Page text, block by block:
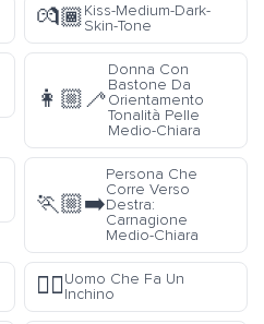
💏🏾Kiss-Medium-Dark-
Skin-Tone
👩🏼‍🦯
Donna Con
Bastone Da
Orientamento
Tonalità Pelle
Medio-Chiara
🏃🏼‍➡️
Persona Che
Corre Verso
Destra:
Carnagione
Medio-Chiara
🙇‍♂️Uomo Che Fa Un
Inchino